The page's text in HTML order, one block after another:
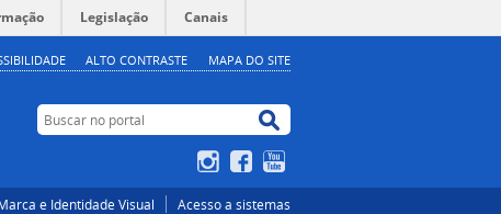
Legislação Canais
ALTO CONTRASTE MAPA DO SITE
Buscar no portal
Buscar no portal
InstagramFacebook
e Identidade Visual Acesso a sistemas